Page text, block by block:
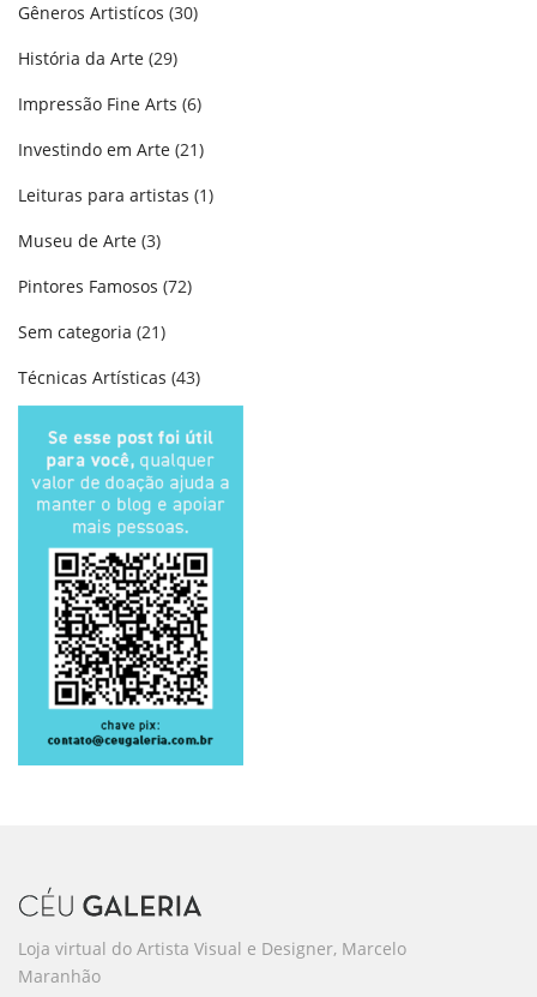
Gêneros Artistícos (30)
História da Arte (29)
Impressão Fine Arts (6)
Investindo em Arte (21)
Leituras para artistas (1)
Museu de Arte (3)
Pintores Famosos (72)
Sem categoria (21)
Técnicas Artísticas (43)
Loja virtual do Artista Visual e Designer, Marcelo
Maranhão